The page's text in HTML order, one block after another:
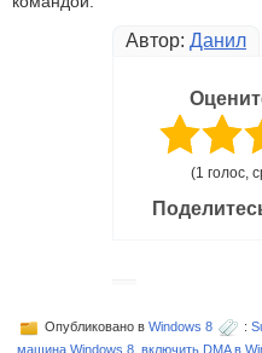
Автор: Данил
(1 голос,
Опубликовано в Windows 8 :
машина Windows 8, включить DMA в